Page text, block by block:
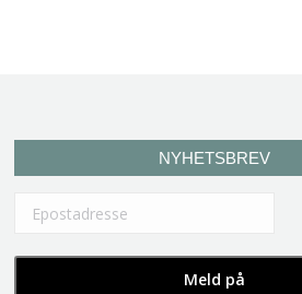
NYHETSBREV